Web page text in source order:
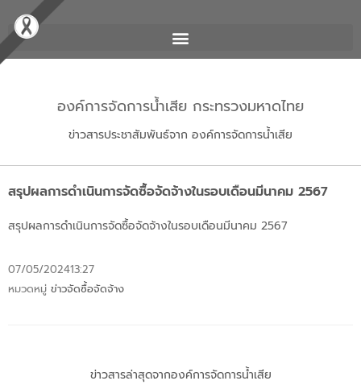
องค์การจัดการน้ำเสีย กระทรวงมหาดไทย
ข่าวสารประชาสัมพันธ์จาก องค์การจัดการน้ำเสีย
สรุปผลการดำเนินการจัดซื้อจัดจ้างในรอบเดือนมีนาคม 2567
สรุปผลการดำเนินการจัดซื้อจัดจ้างในรอบเดือนมีนาคม 2567
07/05/202413:27
หมวดหมู่ ข่าวจัดซื้อจัดจ้าง
ข่าวสารล่าสุดจากองค์การจัดการน้ำเสีย